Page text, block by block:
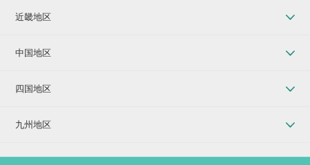
近畿地区
中国地区
四国地区
九州地区